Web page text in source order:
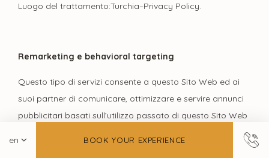
BOOK YOUR EXPERIENCE
Luogo del trattamento:Turchia–Privacy Policy.
Remarketing e behavioral targeting
Questo tipo di servizi consente a questo Sito Web ed ai
suoi partner di comunicare, ottimizzare e servire annunci
pubblicitari basati sull’utilizzo passato di questo Sito Web